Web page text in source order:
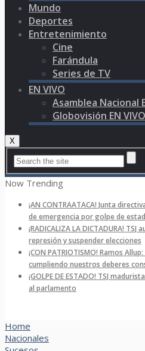
Mundo
Deportes
Entretenimiento
Cine
Farándula
Series de TV
EN VIVO
Asamblea Nacional
Globovisión EN VIVO
X
Now Trending
¡AN CONTRAATACA! Junta
de emergencia por golpe de
¡RADICALIZA LA DICTADURA!
represión y suspender elecciones
¡CON PATRIOTISMO! Ramos
cumpliendo nuestros deberes
¡GOLPE DE ESTADO! TSJ
al parlamento
Home
Nacionales